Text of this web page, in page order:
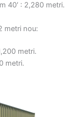
40′ : 2,280 metri.
metri nou:
metri.
metri.